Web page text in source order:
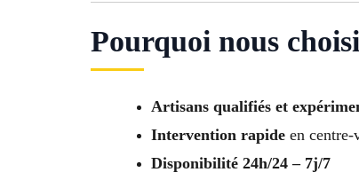
Pourquoi nous
Artisans qualifiés et
Intervention rapide en
Disponibilité 24h/24 – 7j/7